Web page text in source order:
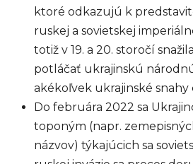
ktoré odkazujú k
ruskej a sovietskej
totiž v 19. a 20. storočí
potláčať ukrajinskú
akékoľvek ukrajinské snahy
Do februára 2022 sa
toponým (napr.
názvov) týkajúcich sa